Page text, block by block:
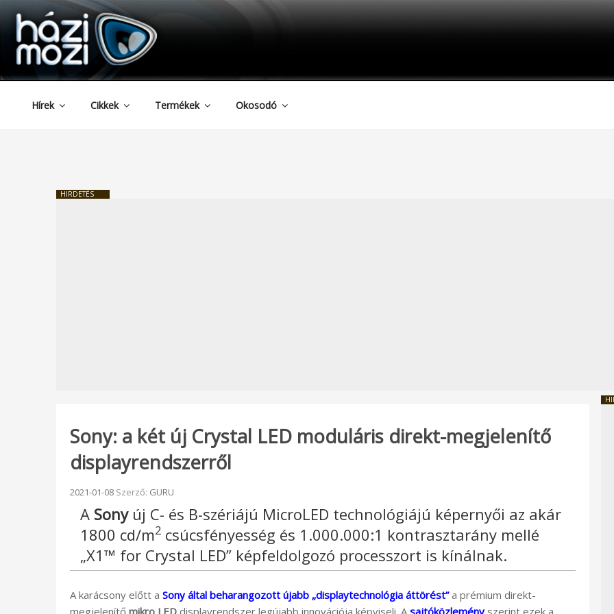
Tartalomhoz
HAZIMOZI
Hírek Cikkek Termékek Okosodó
HIRDETÉS
Sony: a két új Crystal LED moduláris direkt-megjelenítő
displayrendszerről
Beküldve:
2021-01-08 Szerző: GURU
A Sonyúj C- és B-szériájú MicroLED technológiájú képernyői az akár
1800 cd/m2 csúcsfényesség és 1.000.000:1 kontrasztarány mellé
„X1™ for Crystal LED” képfeldolgozó processzort is kínálnak.
A karácsony előtt a Sony által beharangozott újabb „displaytechnológia áttörést”a prémium direkt-
megjelenítő mikro LED displayrendszer legújabb innovációja képviseli. A sajtóközleményszerint ezek a